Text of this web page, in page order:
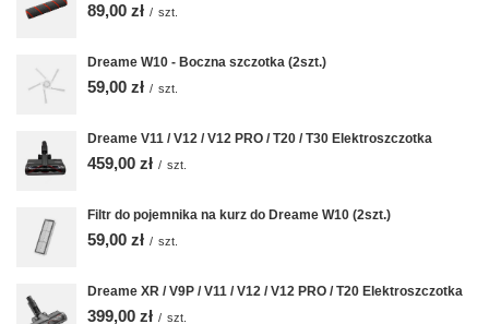
89,00 zł / szt.
Dreame W10 - Boczna szczotka (2szt.)
59,00 zł / szt.
Dreame V11 / V12 / V12 PRO / T20 / T30 Elektroszczotka
459,00 zł / szt.
Filtr do pojemnika na kurz do Dreame W10 (2szt.)
59,00 zł / szt.
Dreame XR / V9P / V11 / V12 / V12 PRO / T20 Elektroszczotka
399,00 zł / szt.